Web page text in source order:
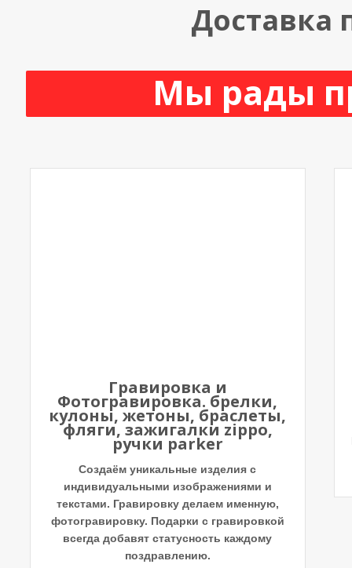
Доставка
Мы рады
Гравировка и
Фотогравировка. брелки,
кулоны, жетоны, браслеты,
фляги, зажигалки zippo,
ручки parker
Создаём уникальные изделия с
индивидуальными изображениями и
текстами. Гравировку делаем именную,
фотогравировку. Подарки с гравировкой
всегда добавят статусность каждому
поздравлению.